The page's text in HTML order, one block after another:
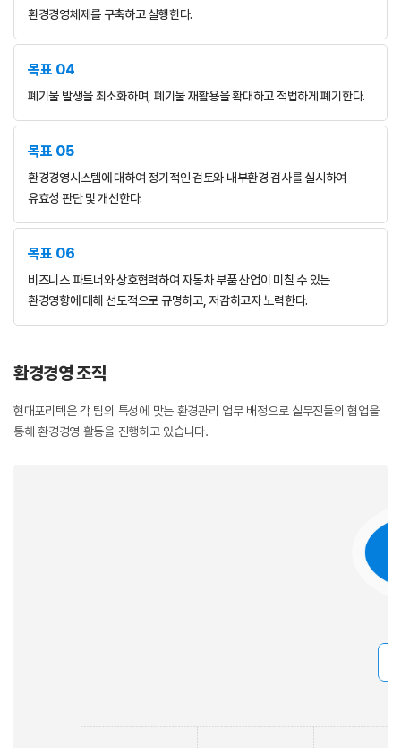
환경경영체제를 구축하고 실행한다.
목표 04
폐기물 발생을 최소화하며, 폐기물 재활용을 확대하고 적법하게 폐기한다.
목표 05
환경경영시스템에 대하여 정기적인 검토와 내부환경 검사를 실시하여
유효성 판단 및 개선한다.
목표 06
비즈니스 파트너와 상호협력하여 자동차 부품 산업이 미칠 수 있는
환경영향에 대해 선도적으로 규명하고,저감하고자 노력한다.
환경경영 조직
현대포리텍은 각 팀의 특성에 맞는 환경관리 업무 배정으로 실무진들의 협업을
통해 환경경영 활동을 진행하고 있습니다.